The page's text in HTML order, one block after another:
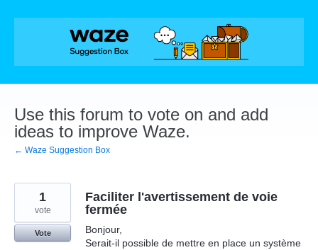
Skip
Use this forum to vote on and add
ideas to improve Waze.
← Waze Suggestion Box
Faciliter l'avertissement de voie
fermée
Bonjour,
Serait-il possible de mettre en place un système
1
vote
Vote